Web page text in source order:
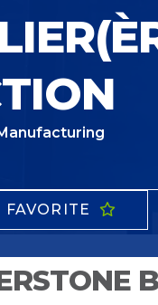
FAVORITE